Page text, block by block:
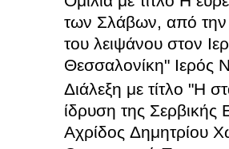
των Σλάβων, από την
του λειψάνου στον
Θεσσαλονίκη" Ιερός
Διάλεξη με τίτλο "Η
ίδρυση της Σερβικής
Αχρίδος Δημητρίου